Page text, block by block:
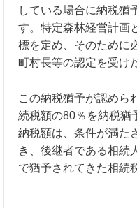
している場合に納税猶
す。特定森林経営計画
標を定め、そのために
町村長等の認定を受け
この納税猶予が認めら
続税額の80％を納税猶
納税額は、条件が満た
き、後継者である相続
で猶予されてきた相続